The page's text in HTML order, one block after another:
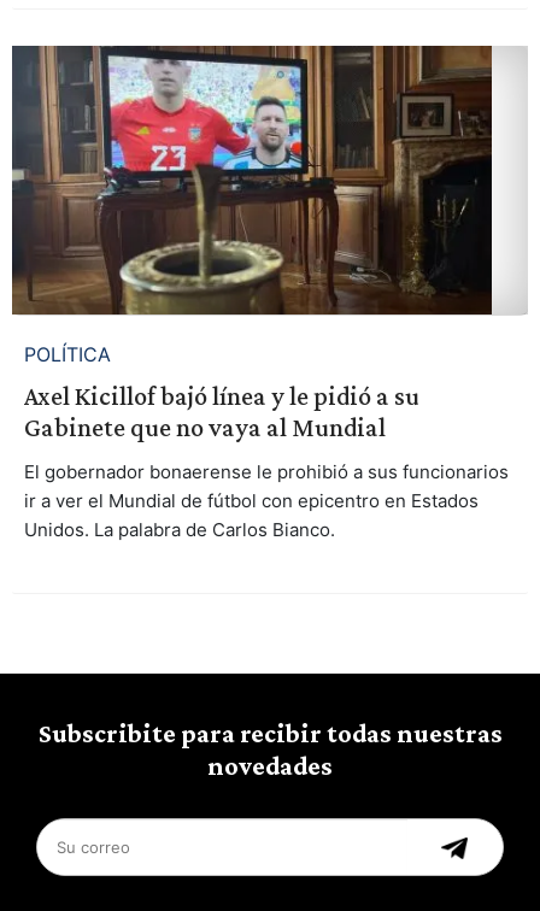
POLÍTICA
Axel Kicillof bajó línea y le pidió a su
Gabinete que no vaya al Mundial
El gobernador bonaerense le prohibió a sus funcionarios
ir a ver el Mundial de fútbol con epicentro en Estados
Unidos. La palabra de Carlos Bianco.
Subscribite para recibir todas nuestras
novedades